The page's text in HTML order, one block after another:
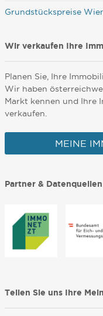
Grundstückspreise
Wir verkaufen Ihre
Planen Sie, Ihre
Wir haben
Markt kennen und Ihre
verkaufen.
MEINE
Partner & Datenquellen
Teilen Sie uns Ihre